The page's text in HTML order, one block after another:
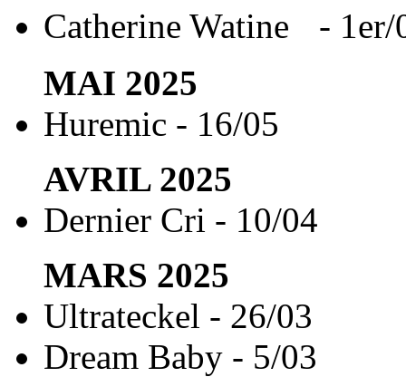
Catherine Watine - 1er/
MAI 2025
Huremic - 16/05
AVRIL2025
Dernier Cri - 10/04
MARS 2025
Ultrateckel - 26/03
Dream Baby - 5/03